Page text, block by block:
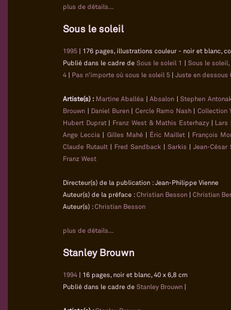
plus de détails...
Sous le soleil
1995 | 176 pages, illustrations couleur - noir et blanc,
Publié dans le cadre deSous le soleil 1 | Sous le
4 | Pas n'importe où sous le soleil 5 | Juste en dessous
Artiste(s) : Martine Aballéa |Absalon |Stephen
Brouwn | Daniel Buren| Cercle Ramo Nash| Collection
Hubert Duprat| Franz West & Mathis Esterhazy| Lars
Ange Leccia | Gilles Mahé| Éric Maillet | François
Claude Rutault| Fred Sandback| Sarkis | Jean-César
Franz West
Directeur(s) de la publication : Jean-Philippe Vienne
Auteur(s) de la préface :Christian Besson | Christian
Auteur(s) :Christian Besson
plus de détails...
Stanley Brouwn
1994 | 16 pages, noir et blanc, 40 x 6,8 cm
Publié dans le cadre de Stanley Brouwn |